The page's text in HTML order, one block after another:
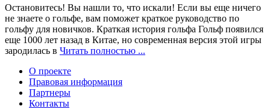
Остановитесь! Вы нашли то, что искали! Если вы еще ничего
не знаете о гольфе, вам поможет краткое руководство по
гольфу для новичков. Краткая история гольфа Гольф появился
еще 1000 лет назад в Китае, но современная версия этой игры
зародилась в Читать полностью ...
О проекте
Правовая информация
Партнеры
Контакты